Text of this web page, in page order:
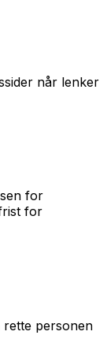
når lenker
for
for
rette personen